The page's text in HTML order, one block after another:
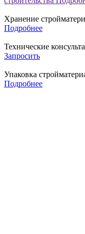
Хранение
Подробнее
Технические
Запросить
Упаковка
Подробнее